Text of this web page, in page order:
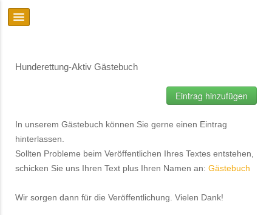
Hunderettung-Aktiv Gästebuch
Eintrag hinzufügen
In unserem Gästebuch können Sie gerne einen Eintrag
hinterlassen.
Sollten Probleme beim Veröffentlichen Ihres Textes entstehen,
schicken Sie uns Ihren Text plus Ihren Namen an: Gästebuch
Wir sorgen dann für die Veröffentlichung. Vielen Dank!